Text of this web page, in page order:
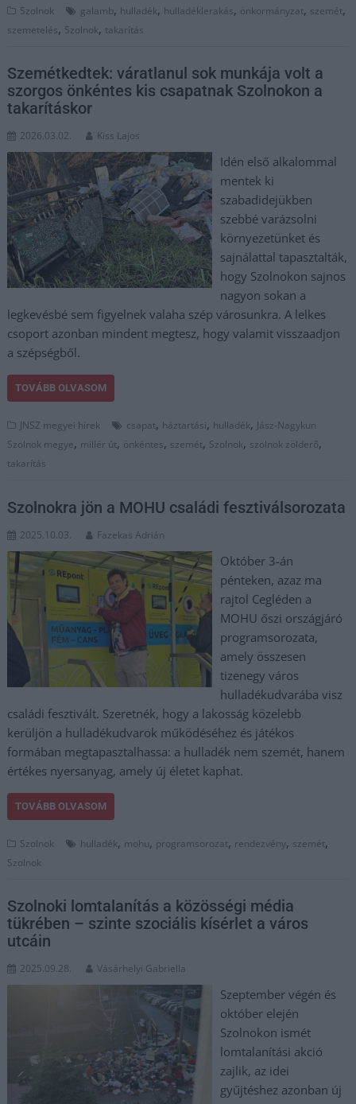
Szolnok galamb, hulladék, hulladéklerakás, önkormányzat, szemét,
szemetelés, Szolnok, takarítás
Szemétkedtek: váratlanul sok munkája volt a
szorgos önkéntes kis csapatnak Szolnokon a
takarításkor
2026.03.02. Kiss Lajos
Idén első alkalommal
mentek ki
szabadidejükben
szebbé varázsolni
környezetünket és
sajnálattal tapasztalták,
hogy Szolnokon sajnos
nagyon sokan a
legkevésbé sem figyelnek valaha szép városunkra. A lelkes
csoport azonban mindent megtesz, hogy valamit visszaadjon
a szépségből.
TOVÁBB OLVASOM
JNSZ megyei hírek csapat, háztartási, hulladék, Jász-Nagykun
Szolnok megye, millér út, önkéntes, szemét, Szolnok, szolnok zölderő,
takarítás
Szolnokra jön a MOHU családi fesztiválsorozata
2025.10.03. Fazekas Adrián
Október 3-án
pénteken, azaz ma
rajtol Cegléden a
MOHU őszi országjáró
programsorozata,
amely összesen
tizenegy város
hulladékudvarába visz
családi fesztivált. Szeretnék, hogy a lakosság közelebb
kerüljön a hulladékudvarok működéséhez és játékos
formában megtapasztalhassa: a hulladék nem szemét, hanem
értékes nyersanyag, amely új életet kaphat.
TOVÁBB OLVASOM
Szolnok hulladék, mohu, programsorozat, rendezvény, szemét,
Szolnok
Szolnoki lomtalanítás a közösségi média
tükrében – szinte szociális kísérlet a város
utcáin
2025.09.28. Vásárhelyi Gabriella
Szeptember végén és
október elején
Szolnokon ismét
lomtalanítási akció
zajlik, az idei
gyűjtéshez azonban új